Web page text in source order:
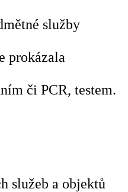
služby
prokázala
či PCR, testem.
služeb a objektů